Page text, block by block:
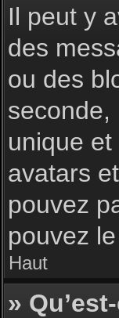
Il peut y
des
ou des
seconde,
unique et
avatars
pouvez
pouvez
Haut
»